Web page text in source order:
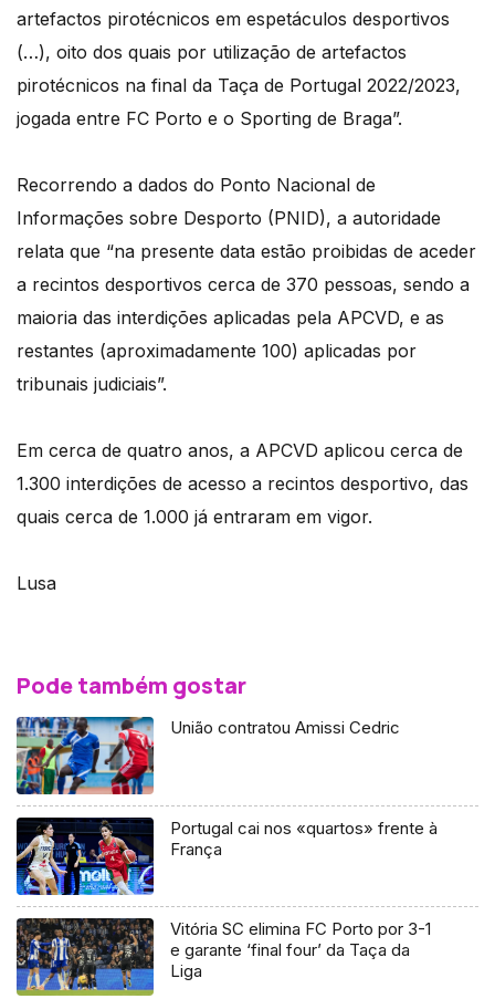
artefactos pirotécnicos em espetáculos desportivos
(…), oito dos quais por utilização de artefactos
pirotécnicos na final da Taça de Portugal 2022/2023,
jogada entre FC Porto e o Sporting de Braga”.
Recorrendo a dados do Ponto Nacional de
Informações sobre Desporto (PNID), a autoridade
relata que “na presente data estão proibidas de aceder
a recintos desportivos cerca de 370 pessoas, sendo a
maioria das interdições aplicadas pela APCVD, e as
restantes (aproximadamente 100) aplicadas por
tribunais judiciais”.
Em cerca de quatro anos, a APCVD aplicou cerca de
1.300 interdições de acesso a recintos desportivo, das
quais cerca de 1.000 já entraram em vigor.
Lusa
Pode também gostar
União contratou Amissi Cedric
Portugal cai nos «quartos» frente à
França
Vitória SC elimina FC Porto por 3-1
e garante ‘final four’ da Taça da
Liga